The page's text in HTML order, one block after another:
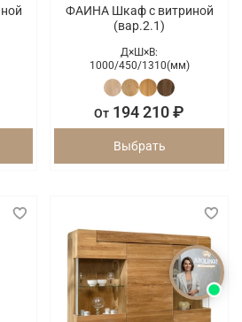
ФАИНА Шкаф с витриной
(вар.2.1)
Д×Ш×В:
1000/450/1310(мм)
От 194 210 ₽
Выбрать